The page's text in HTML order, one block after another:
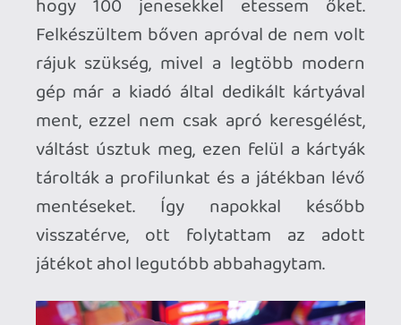
listával érkeztem és szinte mindent
megtudtam venni amit igazán akartam.
Egy tétel volt ami kimaradt de lett volna
rá lehetőségem megvenni de inkább
ellenálltam az impulzus vásárlásnak. Már
szinte rutinból jártam az előző hetekben
felfedezett kis boltokat ahol a friss
árukért a még több túristával kellett
megküzdenem. De megérte! McDonalds
TETRIS, Blur Racerz, Auto Modellista és
más komoly hiányzókat is sikerült
megszereznem és ezzel izgulva ,hogy
mennyi hely maradt még a bőröndökben.
Itt még nem tudtam ,ogyh kell bőröndöt